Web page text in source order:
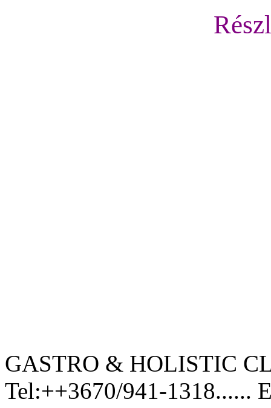
GASTRO & HOLISTIC
Tel:++3670/941-1318......